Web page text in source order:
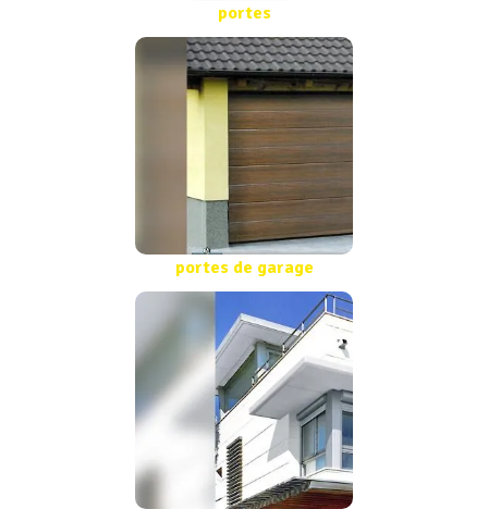
portes
portes de garage